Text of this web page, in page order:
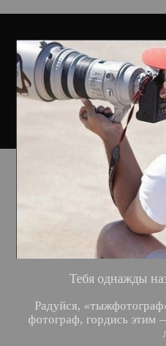
Тебя однажды
Радуйся,
фотограф, гордись этим